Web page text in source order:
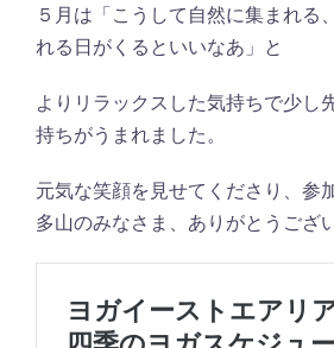
５月は「こうして自然に集まれる
れる日がくるといいなあ」と
よりリラックスした気持ちで少し
持ちがうまれました。
元気な笑顔を見せてくださり、参
多山のみなさま、ありがとうござ